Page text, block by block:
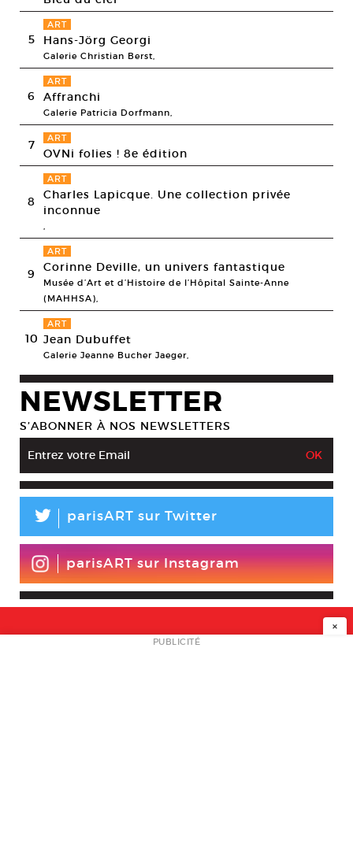
5
ART
Hans-Jörg Georgi
Galerie Christian Berst,
6
ART
Affranchi
Galerie Patricia Dorfmann,
7 ART
OVNi folies ! 8e édition
8
ART
Charles Lapicque. Une collection privée
inconnue
,
9
ART
Corinne Deville, un univers fantastique
Musée d’Art et d’Histoire de l’Hôpital Sainte-Anne
(MAHHSA),
10
ART
Jean Dubuffet
Galerie Jeanne Bucher Jaeger,
NEWSLETTER
S’ABONNER À NOS NEWSLETTERS
L parisART sur Twitter
parisART sur Instagram
NEWSLETTER
×
PUBLICITÉ